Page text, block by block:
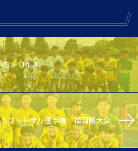
VS U１４
５フットサル選手権 福岡県大会